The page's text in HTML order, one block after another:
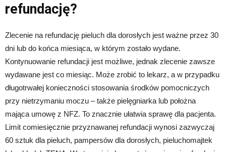
refundację?
Zlecenie na refundację pieluch dla dorosłych jest ważne przez 30
dni lub do końca miesiąca, w którym zostało wydane.
Kontynuowanie refundacji jest możliwe, jednak zlecenie zawsze
wydawane jest co miesiąc. Może zrobić to lekarz, a w przypadku
długotrwałej konieczności stosowania środków pomocniczych
przy nietrzymaniu moczu – także pielęgniarka lub położna
mająca umowę z NFZ. To znacznie ułatwia sprawę dla pacjenta.
Limit comiesięcznie przyznawanej refundacji wynosi zazwyczaj
60 sztuk dla pieluch, pampersów dla dorosłych, pieluchomajtek